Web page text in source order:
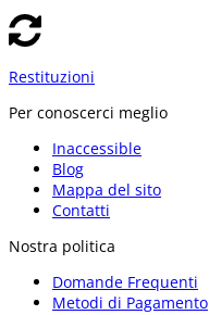
Restituzioni
Per conoscerci meglio
Inaccessible
Blog
Mappa del sito
Contatti
Nostra politica
Domande Frequenti
Metodi di Pagamento